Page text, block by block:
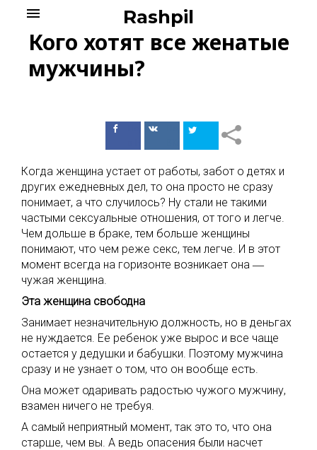
content
Rashpil
menu
Кого хотят все женатые
мужчины?
ПоделитьсяПоделиться
Когда женщина устает от работы, забот о детях и
других ежедневных дел, то она просто не сразу
понимает, а что случилось? Ну стали не такими
частыми сексуальные отношения, от того и легче.
Чем дольше в браке, тем больше женщины
понимают, что чем реже секс, тем легче. И в этот
момент всегда на горизонте возникает она ―
чужая женщина.
Эта женщина свободна
Занимает незначительную должность, но в деньгах
не нуждается. Ее ребенок уже вырос и все чаще
остается у дедушки и бабушки. Поэтому мужчина
сразу и не узнает о том, что он вообще есть.
Она может одаривать радостью чужого мужчину,
взамен ничего не требуя.
А самый неприятный момент, так это то, что она
старше, чем вы. А ведь опасения были насчет